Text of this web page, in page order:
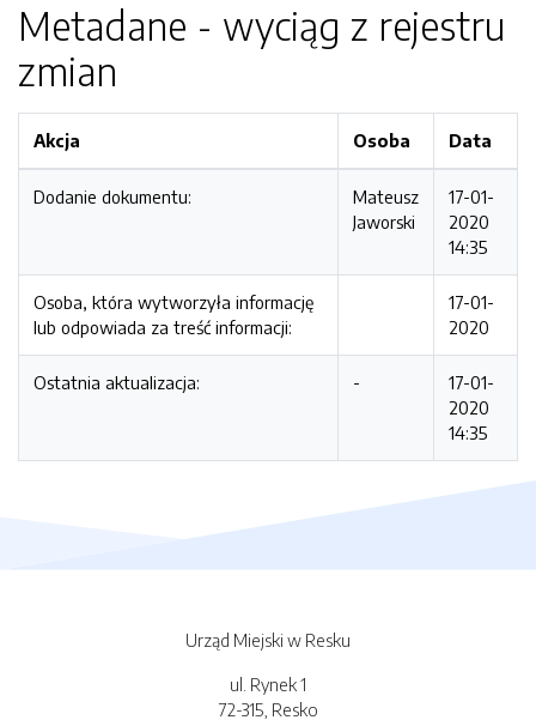
Metadane - wyciąg z rejestru
zmian
Akcja Osoba Data
Dodanie dokumentu:
Mateusz
Jaworski
17-01-
2020
14:35
Osoba, która wytworzyła informację
lub odpowiada za treść informacji:
17-01-
2020
Ostatnia aktualizacja: -
17-01-
2020
14:35
Urząd Miejski w Resku
ul. Rynek 1
72-315, Resko